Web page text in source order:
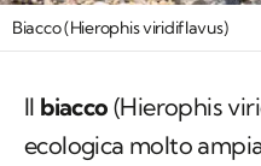
Biacco (Hierophis viridiflavus)
Il biacco (Hierophis
ecologica molto